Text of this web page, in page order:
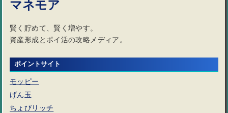
ポイントサイトの稼ぎ方｜初心者でも失敗しない効率的なお小遣い
ポイントサイトは稼ぐよりは貯める、節約するツール
マネモア
賢く貯めて、賢く増やす。
資産形成とポイ活の攻略メディア。
ポイントサイト
モッピー
げん玉
ちょびリッチ